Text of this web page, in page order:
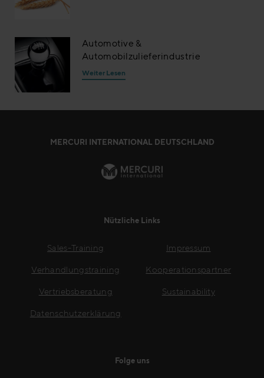
Automotive &
Automobilzulieferindustrie
Weiter Lesen
MERCURI INTERNATIONAL DEUTSCHLAND
Nützliche Links
Sales-Training
Verhandlungstraining
Vertriebsberatung
Datenschutzerklärung
Impressum
Kooperationspartner
Sustainability
Folge uns